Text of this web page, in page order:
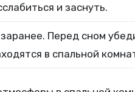
и заснуть.
Перед сном
в спальной